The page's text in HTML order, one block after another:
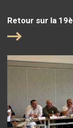
Retour sur la